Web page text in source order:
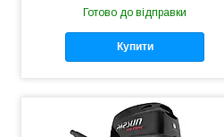
Готово до відправки
Купити